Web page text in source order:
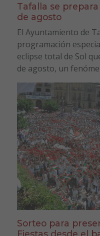
Tafalla se
de agosto
El Ayuntamiento de
programación
eclipse total de Sol
de agosto, un
Sorteo para
Fiestas desde el